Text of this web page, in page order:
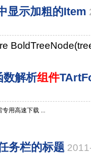
显示加粗的Item
数解析组件
用高速下载 ...
务栏的标题